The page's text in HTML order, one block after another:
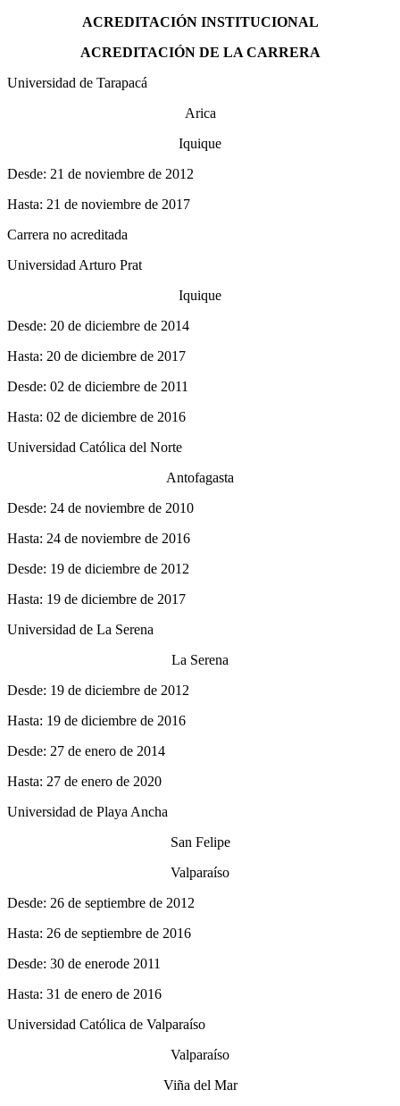
ACREDITACIÓN INSTITUCIONAL
ACREDITACIÓN DE LA CARRERA
Universidad de Tarapacá
Arica
Iquique
Desde: 21 de noviembre de 2012
Hasta: 21 de noviembre de 2017
Carrera no acreditada
Universidad Arturo Prat
Iquique
Desde: 20 de diciembre de 2014
Hasta: 20 de diciembre de 2017
Desde: 02 de diciembre de 2011
Hasta: 02 de diciembre de 2016
Universidad Católica del Norte
Antofagasta
Desde: 24 de noviembre de 2010
Hasta: 24 de noviembre de 2016
Desde: 19 de diciembre de 2012
Hasta: 19 de diciembre de 2017
Universidad de La Serena
La Serena
Desde: 19 de diciembre de 2012
Hasta: 19 de diciembre de 2016
Desde: 27 de enero de 2014
Hasta: 27 de enero de 2020
Universidad de Playa Ancha
San Felipe
Valparaíso
Desde: 26 de septiembre de 2012
Hasta: 26 de septiembre de 2016
Desde: 30 de enerode 2011
Hasta: 31 de enero de 2016
Universidad Católica de Valparaíso
Valparaíso
Viña del Mar